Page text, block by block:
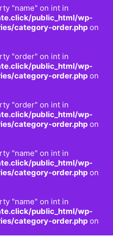
"name" on int in
public_html/wp-
category-order.php on
"order" on int in
public_html/wp-
category-order.php on
"order" on int in
public_html/wp-
category-order.php on
"name" on int in
public_html/wp-
category-order.php on
"name" on int in
public_html/wp-
category-order.php on